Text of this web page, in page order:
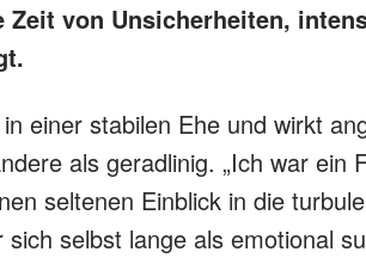
Zeit von Unsicherheiten,
einer stabilen Ehe und wirkt
als geradlinig. „Ich war ein
seltenen Einblick in die
sich selbst lange als emotional